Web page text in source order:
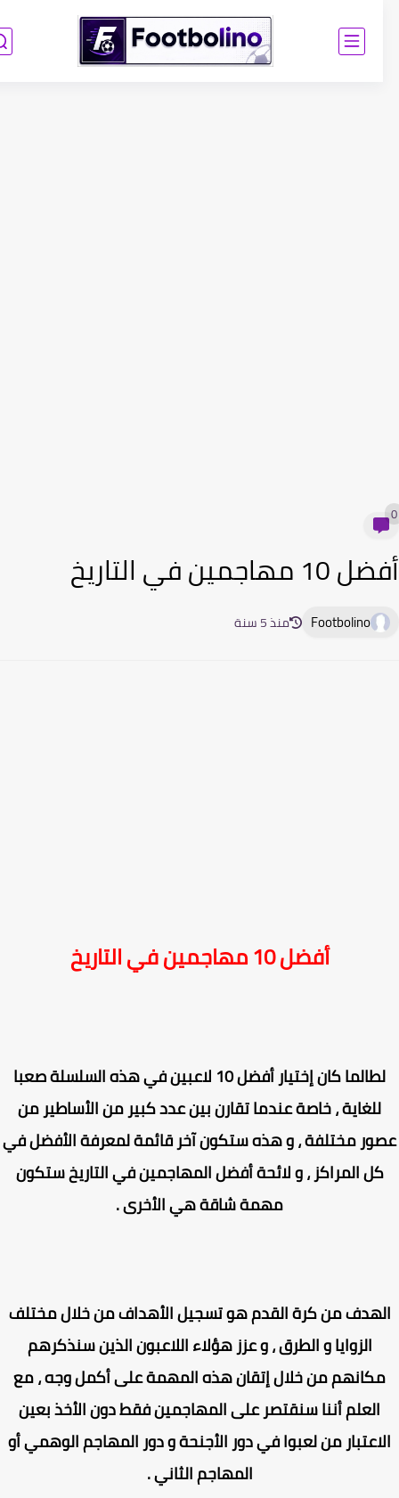
في التاريخ
Footbolino منذ 5 سنة
أفضل 10 مهاجمين في التاريخ
لطالما كان إختيار أفضل 10 لاعبين في هذه السلسلة صعبا
للغاية ، خاصة عندما تقارن بين عدد كبير من الأساطير من
مختلفة ، و هذه ستكون آخر قائمة لمعرفة الأفضل في
كل المراكز ، و لائحة أفضل المهاجمين في التاريخ ستكون
مهمة شاقة هي الأخرى .
من كرة القدم هو تسجيل الأهداف من خلال مختلف
الزوايا و الطرق ، و عزز هؤلاء اللاعبون الذين سنذكرهم
من خلال إتقان هذه المهمة على أكمل وجه ، مع
العلم أننا سنقتصر على المهاجمين فقط دون الأخذ بعين
من لعبوا في دور الأجنحة و دور المهاجم الوهمي أو
المهاجم الثاني .